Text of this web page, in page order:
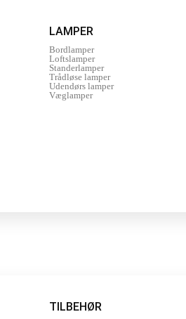
LAMPER
Bordlamper
Loftslamper
Standerlamper
Trådløse lamper
Udendørs lamper
Væglamper
TILBEHØR